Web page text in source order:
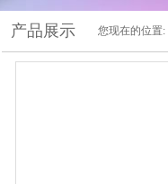
产品展示 您现在的位置: